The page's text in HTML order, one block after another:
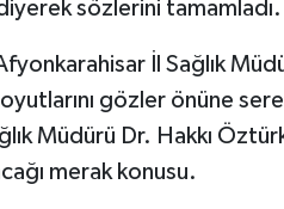
sözlerini tamamladı.
İl Sağlık
gözler önüne
Müdürü Dr. Hakkı
merak konusu.